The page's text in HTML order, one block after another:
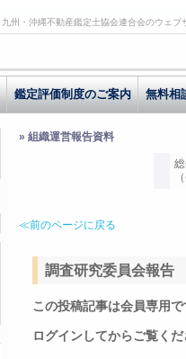
九州・沖縄不動産鑑定士協会連合会のウェ
鑑定評価制度のご案内 無料相
» 組織運営報告資料
≪前のページに戻る
調査研究委員会報告
この投稿記事は会員専用
ログインしてからご覧く